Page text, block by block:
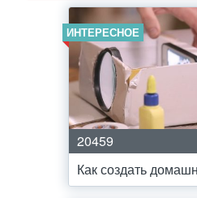
ИНТЕРЕСНОЕ
20459
Как создать